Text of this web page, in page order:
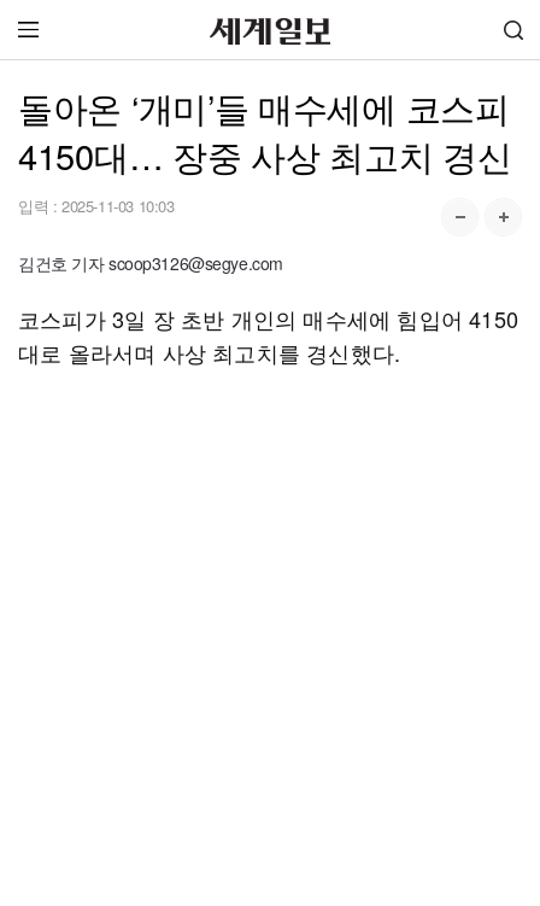
돌아온 ‘개미’들 매수세에 코스피
4150대… 장중 사상 최고치 경신
입력 : 2025-11-03 10:03
김건호 기자 scoop3126@segye.com
코스피가 3일 장 초반 개인의 매수세에 힘입어 4150
대로 올라서며 사상 최고치를 경신했다.